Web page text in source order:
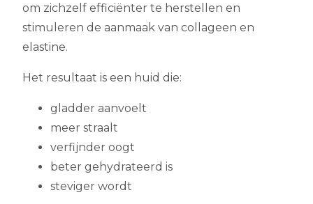
om zichzelf efficiënter te herstellen en
stimuleren de aanmaak van collageen en
elastine.
Het resultaat is een huid die:
gladder aanvoelt
meer straalt
verfijnder oogt
beter gehydrateerd is
steviger wordt